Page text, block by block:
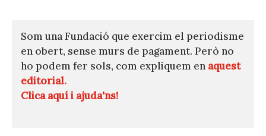
Som una Fundació que exercim el periodisme
en obert, sense murs de pagament. Però no
ho podem fer sols, com expliquem en aquest
editorial.
Clica aquí i ajuda'ns!